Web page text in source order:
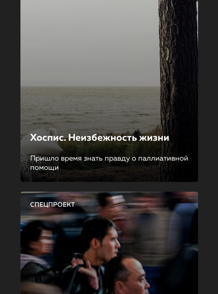
Хоспис. Неизбежность жизни
Пришло время знать правду о паллиативной
помощи
СПЕЦПРОЕКТ